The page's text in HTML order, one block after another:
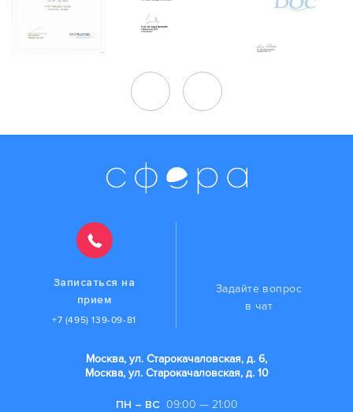
Записаться на
прием
+7 (495) 139-09-81
Задайте вопрос
в чат
Москва, ул. Старокачаловская, д. 6,
Москва, ул. Старокачаловская, д. 10
ПН – ВС 09:00 — 21:00